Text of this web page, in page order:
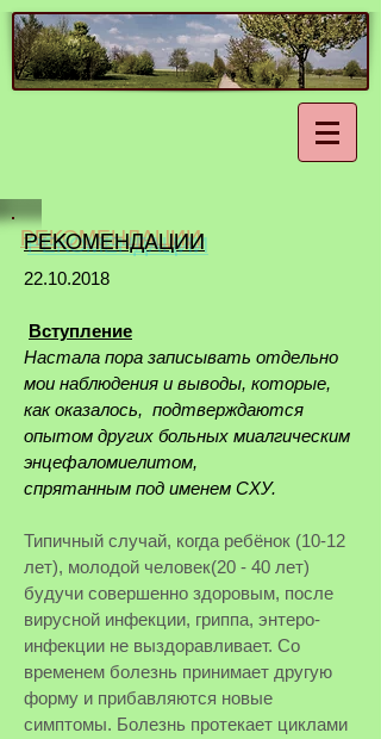
РЕКОМЕНДАЦИИ
22.10.2018
Вступление
Настала пора записывать отдельно
мои наблюдения и выводы, которые,
как оказалось, подтверждаются
опытом других больных миалгическим
энцефаломиелитом,
спрятанным под именем СХУ.
Типичный случай, когда ребёнок (10-12
лет), молодой человек(20 - 40 лет)
будучи совершенно здоровым, после
вирусной инфекции, гриппа, энтеро-
инфекции не выздоравливает. Со
временем болезнь принимает другую
форму и прибавляются новые
симптомы. Болезнь протекает циклами